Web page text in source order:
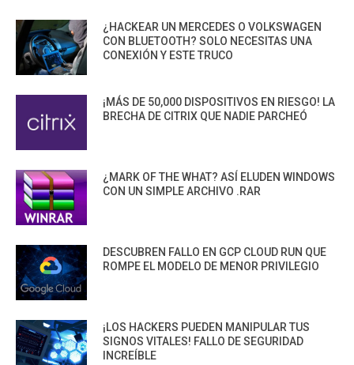
¿HACKEAR UN MERCEDES O VOLKSWAGEN
CON BLUETOOTH? SOLO NECESITAS UNA
CONEXIÓN Y ESTE TRUCO
¡MÁS DE 50,000 DISPOSITIVOS EN RIESGO! LA
BRECHA DE CITRIX QUE NADIE PARCHEÓ
¿MARK OF THE WHAT? ASÍ ELUDEN WINDOWS
CON UN SIMPLE ARCHIVO .RAR
DESCUBREN FALLO EN GCP CLOUD RUN QUE
ROMPE EL MODELO DE MENOR PRIVILEGIO
¡LOS HACKERS PUEDEN MANIPULAR TUS
SIGNOS VITALES! FALLO DE SEGURIDAD
INCREÍBLE